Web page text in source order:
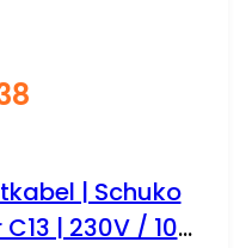
| Schuko
| 230V / 10A